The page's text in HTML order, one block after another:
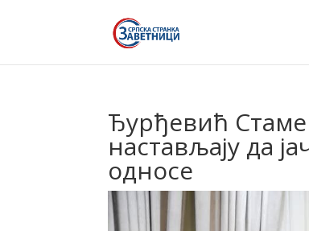
Ђурђевић
настављају да
односе